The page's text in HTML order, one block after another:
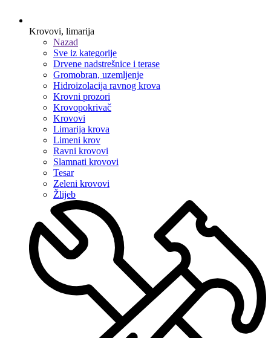
Krovovi, limarija
Nazad
Sve iz kategorije
Drvene nadstrešnice i terase
Gromobran, uzemljenje
Hidroizolacija ravnog krova
Krovni prozori
Krovopokrivač
Krovovi
Limarija krova
Limeni krov
Ravni krovovi
Slamnati krovovi
Tesar
Zeleni krovovi
Žlijeb